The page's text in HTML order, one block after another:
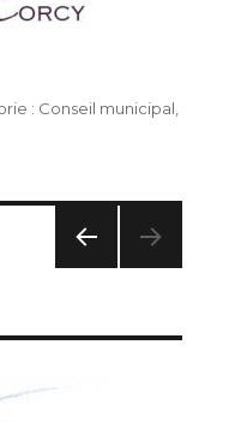
Catégories
Conseil municipal
ÉDE